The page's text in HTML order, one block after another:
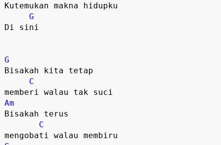
Kutemukan makna hidupku
G
Di sini
G
Bisakah kita tetap
C
Am
Bisakah terus
C